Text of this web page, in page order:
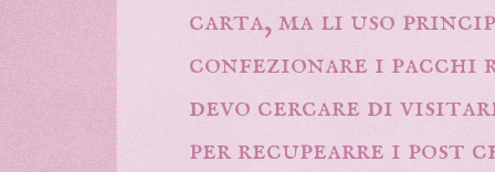
carta, ma li uso
confezionare i
devo cercare di
per recupearre i post